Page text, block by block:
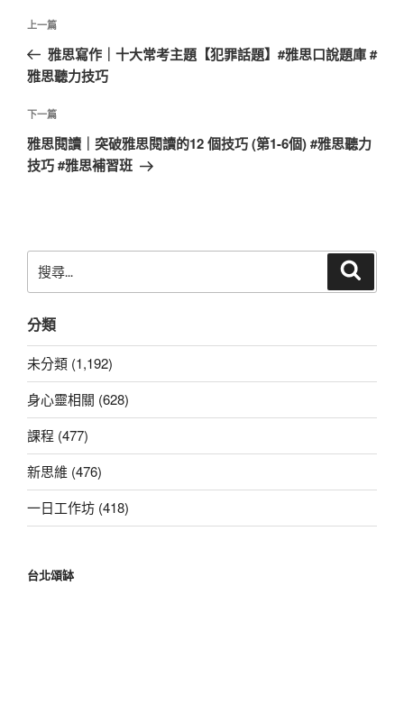
文
導
覽
上
一
篇
章
上一篇
雅思寫作｜十大常考主題【犯罪話題】#雅思口說題庫 #
雅思聽力技巧
下
一
篇
下一篇
雅思閱讀｜突破雅思閱讀的12 個技巧 (第1-6個) #雅思聽力
技巧 #雅思補習班
尋
鍵
字:
分類
未分類 (1,192)
身心靈相關 (628)
課程 (477)
新思維 (476)
一日工作坊 (418)
台北頌缽